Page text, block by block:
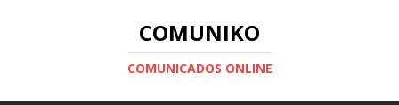
COMUNIKO
COMUNICADOS ONLINE